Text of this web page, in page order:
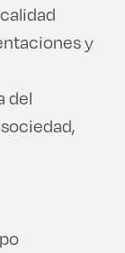
y
del